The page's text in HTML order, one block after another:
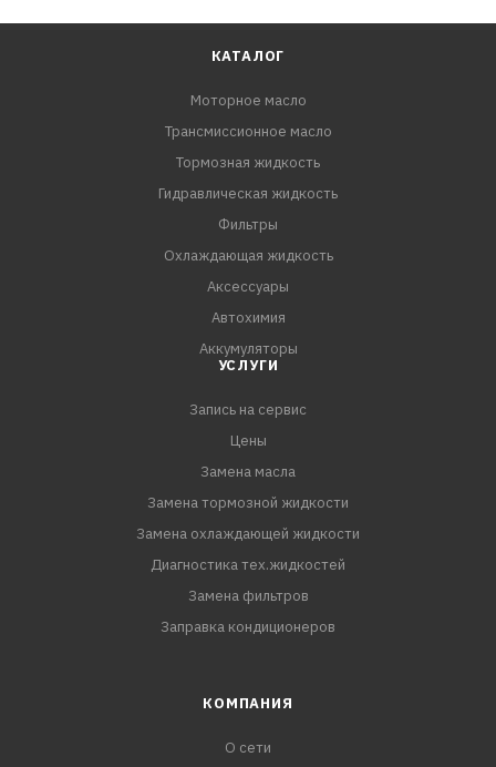
КАТАЛОГ
Моторное масло
Трансмиссионное масло
Тормозная жидкость
Гидравлическая жидкость
Фильтры
Охлаждающая жидкость
Аксессуары
Автохимия
Аккумуляторы
УСЛУГИ
Запись на сервис
Цены
Замена масла
Замена тормозной жидкости
Замена охлаждающей жидкости
Диагностика тех.жидкостей
Замена фильтров
Заправка кондиционеров
КОМПАНИЯ
О сети